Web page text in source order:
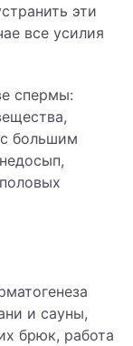
эти
все усилия
спермы:
большим
и сауны,
брюк, работа